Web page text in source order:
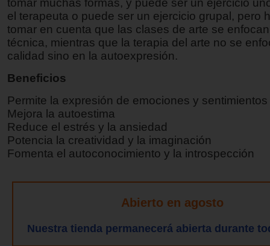
el terapeuta o puede ser un ejercicio grupal, pero
tomar en cuenta que las clases de arte se
técnica, mientras que la terapia del arte no se
calidad sino en la autoexpresión.
Beneficios
Permite la expresión de emociones y sentimientos
Mejora la autoestima
Reduce el estrés y la ansiedad
Potencia la creatividad y la imaginación
Fomenta el autoconocimiento y la introspección
Abierto en agosto
Nuestra tienda permanecerá abierta durante